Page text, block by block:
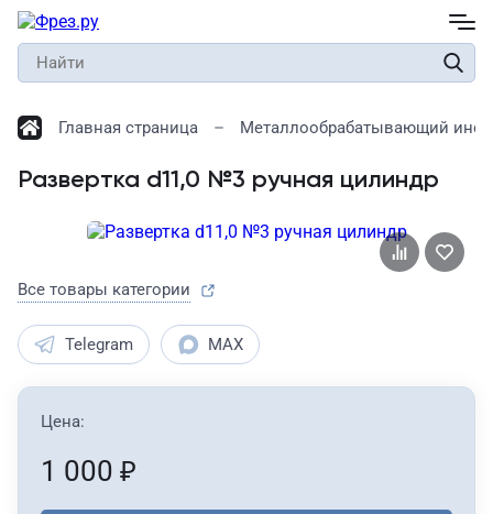
Главная страница Металлообрабатывающий
Развертка d11,0 №3 ручная цилиндр
Все товары категории
Telegram MAX
Цена:
1 000 ₽